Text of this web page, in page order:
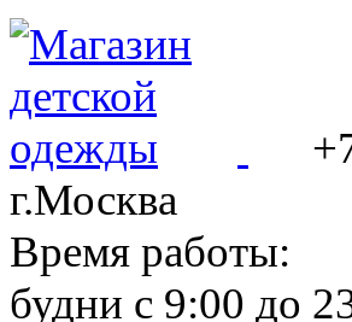
г.Москва
Время работы:
будни с 9:00 до